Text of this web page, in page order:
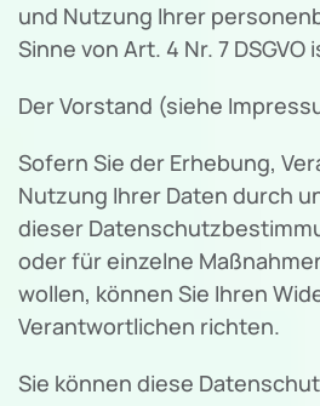
und Nutzung Ihrer
Sinne von Art. 4 Nr. 7 DSGVO
Der Vorstand (siehe
Sofern Sie der Erhebung,
Nutzung Ihrer Daten durch
dieser
oder für einzelne
wollen, können Sie Ihren
Verantwortlichen richten.
Sie können diese